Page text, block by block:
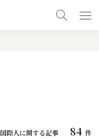
国際人に関する記事 84 件